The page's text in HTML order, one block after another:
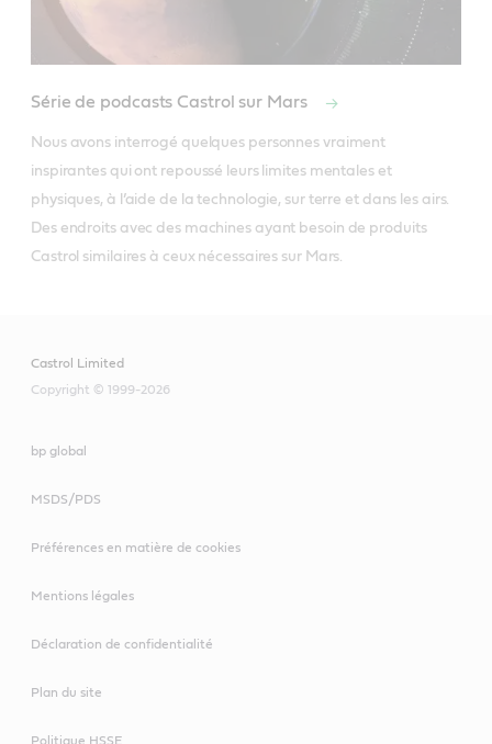
Série de podcasts Castrol sur Mars
Nous avons interrogé quelques personnes vraiment
inspirantes qui ont repoussé leurs limites mentales et
physiques, à l’aide de la technologie, sur terre et dans les airs.
Des endroits avec des machines ayant besoin de produits
Castrol similaires à ceux nécessaires sur Mars.
Castrol Limited
Copyright © 1999-2026
bp global
MSDS/PDS
Préférences en matière de cookies
Mentions légales
Déclaration de confidentialité
Plan du site
Politique HSSE